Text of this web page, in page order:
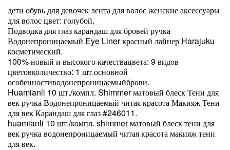
дети обувь для девочек лента для волос женские аксессуары
для волос цвет: голубой.
Подводка для глаз карандаш для бровей ручка
Водонепроницаемый Eye Liner красный лайнер Harajuku
косметический.
100% новый и высокого качествацвета: 9 видов
цветовколичество: 1 шт.основной
особенностиводонепроницаемыйброви.
Huamianli 10 шт./компл. Shimmer матовый блеск Тени для
век ручка Водонепроницаемый читая красота Макияж Тени
для век Карандаш для глаз #246011.
huamianli 10 шт./компл. shimmer матовый блеск тени для
век ручка водонепроницаемый читая красота макияж тени
для век.